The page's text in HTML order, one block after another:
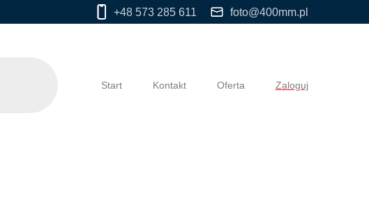
+48 573 285 611 foto@400mm.pl
Start Kontakt Oferta Zaloguj